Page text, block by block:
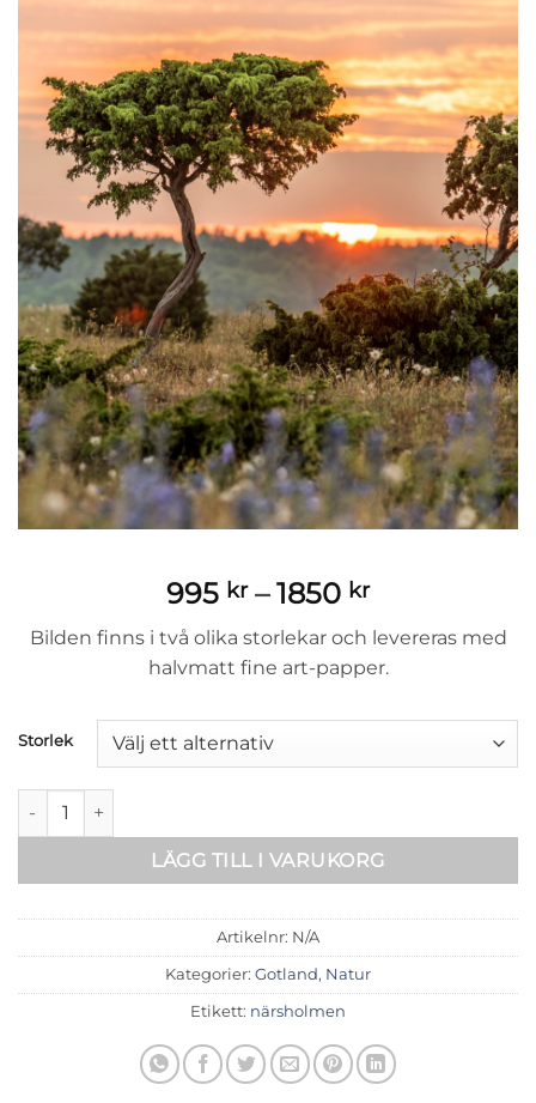
995 kr – 1850 kr
995 kr
till
1850 kr
Bilden finns i två olika storlekar och levereras med
halvmatt fine art-papper.
Storlek
Savannen vid Närsholmen mängd
LÄGG TILL I VARUKORG
Artikelnr: N/A
Kategorier: Gotland, Natur
Etikett: närsholmen